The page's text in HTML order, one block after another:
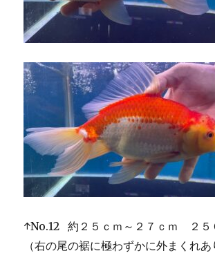
↑No.12 約２５ｃｍ～２７ｃｍ ２
（右の尾の裾に極わずかに外まくれあ